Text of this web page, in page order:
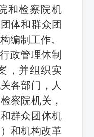
和检察院机
体和群众团
编制工作。
政管理体制
，并组织实
各部门，人
察院机关，
群众团体机
和机构改革